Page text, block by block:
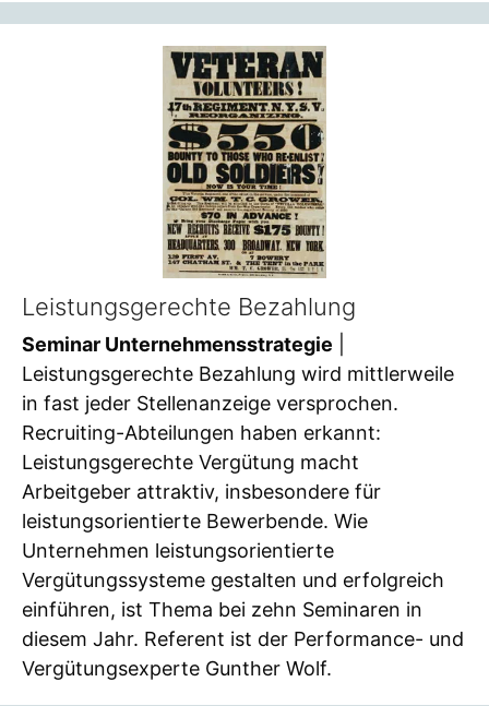
Leistungsgerechte Bezahlung
Seminar Unternehmensstrategie
Leistungsgerechte Bezahlung wird mittlerweile
in fast jeder Stellenanzeige versprochen.
Recruiting-Abteilungen haben erkannt:
Leistungsgerechte Vergütung macht
Arbeitgeber attraktiv, insbesondere für
leistungsorientierte Bewerbende. Wie
Unternehmen leistungsorientierte
Vergütungssysteme gestalten und erfolgreich
einführen, ist Thema bei zehn Seminaren in
diesem Jahr. Referent ist der Performance- und
Vergütungsexperte Gunther Wolf.